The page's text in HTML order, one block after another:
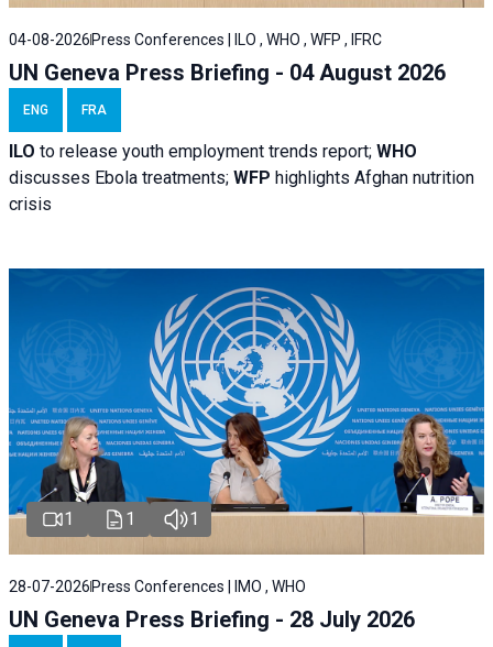
04-08-2026 Press Conferences | ILO , WHO , WFP , IFRC
UN Geneva Press Briefing - 04 August 2026
ENG FRA
ILO to release youth employment trends report; WHO
discusses Ebola treatments; WFP highlights Afghan nutrition
crisis
1 1 1
28-07-2026Press Conferences | IMO , WHO
UN Geneva Press Briefing - 28 July 2026